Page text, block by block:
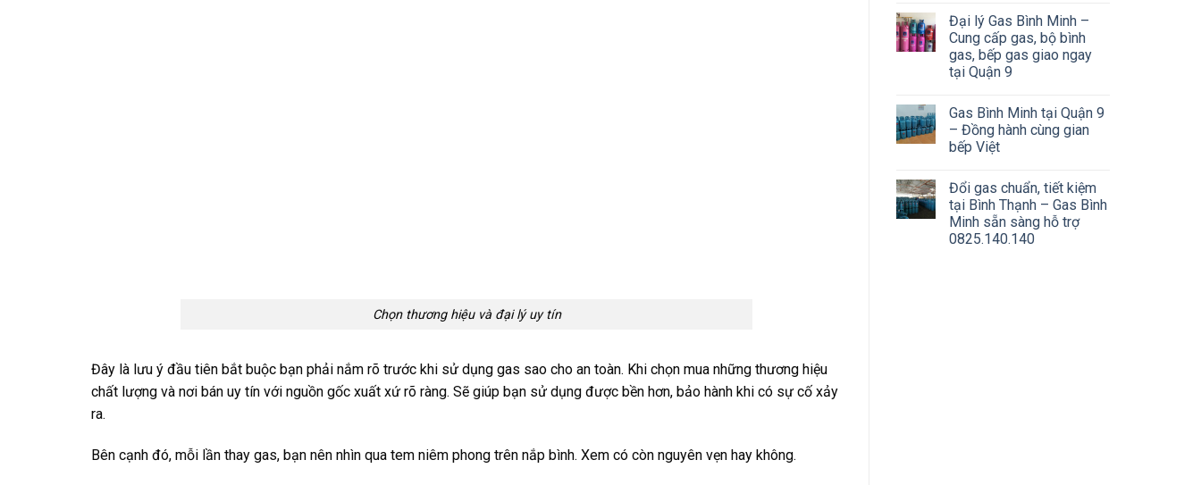
Chọn thương hiệu và đại lý uy tín
Đây là lưu ý đầu tiên bắt buộc bạn phải nắm rõ trước khi sử dụng gas sao cho an toàn. Khi chọn mua những thương hiệu
chất lượng và nơi bán uy tín với nguồn gốc xuất xứ rõ ràng. Sẽ giúp bạn sử dụng được bền hơn, bảo hành khi có sự cố xảy
ra.
Bên cạnh đó, mỗi lần thay gas, bạn nên nhìn qua tem niêm phong trên nắp bình. Xem có còn nguyên vẹn hay không.
Đại lý Gas Bình Minh –
Cung cấp gas, bộ bình
gas, bếp gas giao ngay
tại Quận 9
Gas Bình Minh tại Quận 9
– Đồng hành cùng gian
bếp Việt
Đổi gas chuẩn, tiết kiệm
tại Bình Thạnh – Gas Bình
Minh sẵn sàng hỗ trợ
0825.140.140